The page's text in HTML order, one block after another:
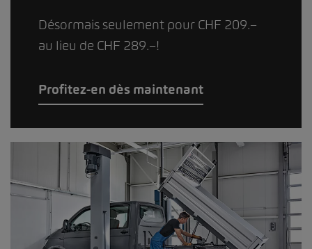
Désormais seulement pour CHF 209.–
au lieu de CHF 289.–!
Profitez-en dès maintenant